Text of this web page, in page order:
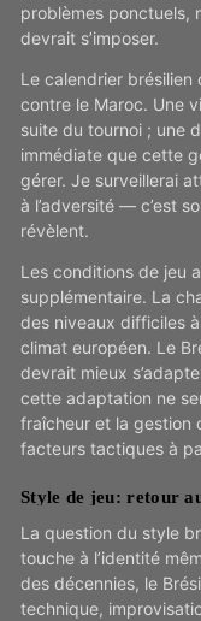
problèmes ponctuels,
devrait s’imposer.
Le calendrier
contre le Maroc. Une
suite du tournoi ; une
immédiate que cette
gérer. Je surveillerai
à l’adversité — c’est
révèlent.
Les conditions de jeu
supplémentaire. La
des niveaux difficiles
climat européen. Le
devrait mieux
cette adaptation ne
fraîcheur et la gestion
facteurs tactiques à
Style de jeu: retour
La question du style
touche à l’identité
des décennies, le
technique,